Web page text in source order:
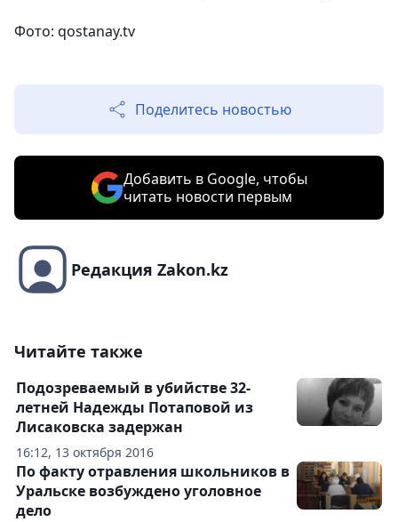
Фото: qostanay.tv
Поделитесь новостью
Добавить в Google, чтобы
читать новости первым
Редакция Zakon.kz
Читайте также
16:12, 13 октября 2016
Подозреваемый в убийстве 32-
летней Надежды Потаповой из
Лисаковска задержан
По факту отравления школьников в
Уральске возбуждено уголовное
дело